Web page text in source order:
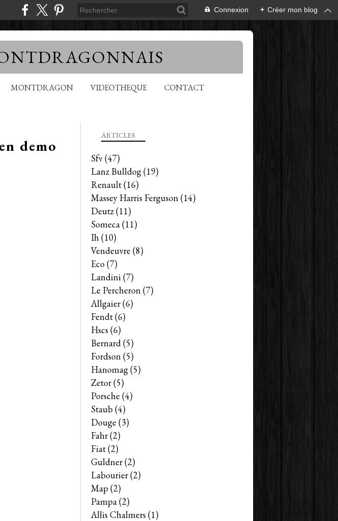
Connexion + Créer mon blog
MONTDRAGON VIDEOTHEQUE CONTACT
demo
ARTICLES
Sfv(47)
Lanz Bulldog(19)
Renault(16)
Massey Harris Ferguson(14)
Deutz(11)
Someca(11)
Ih(10)
Vendeuvre (8)
Eco(7)
Landini(7)
Le Percheron(7)
Allgaier(6)
Fendt(6)
Hscs (6)
Bernard(5)
Fordson(5)
Hanomag(5)
Zetor(5)
Porsche (4)
Staub(4)
Douge (3)
Fahr(2)
Fiat(2)
Guldner(2)
Labourier(2)
Map(2)
Pampa(2)
Allis Chalmers (1)